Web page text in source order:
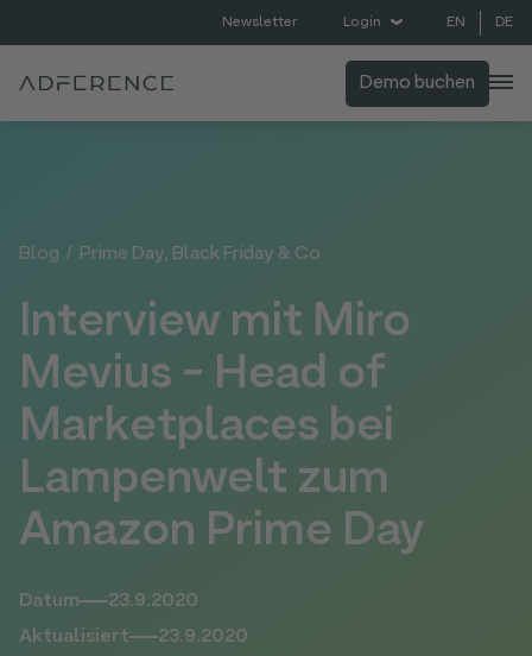
Newsletter Login EN DE
Demo buchen
Blog / Prime Day, Black Friday & Co
Interview mit Miro
Mevius - Head of
Marketplaces bei
Lampenwelt zum
Amazon Prime Day
Datum
23.9.2020
Aktualisiert
23.9.2020